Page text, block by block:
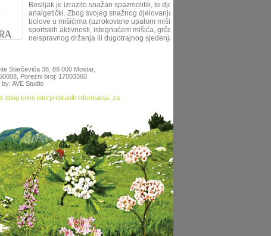
Bosiljak je izrazito snažan spazmolitik, te djeluje protuupalno i
analgetički. Zbog svojeg snažnog djelovanja, može ga se koristiti za
bolove u mišićima (uzrokovane upalom mišića nakon pretjeranih
sportskih aktivnosti, istegnućem mišića, grčeva mišića zbog
neispravnog držanja ili dugotrajnog sjedenja), kod glavobolja i m
Starčevića 38, 88 000 Mostar,
Porezni broj: 17003360
by: AVE Studio
zbog krivo interpretiranih informacija, za